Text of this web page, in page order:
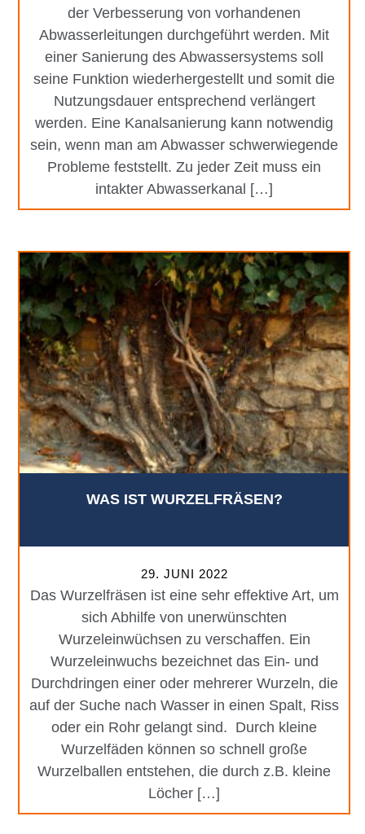
der Verbesserung von vorhandenen
Abwasserleitungen durchgeführt werden. Mit
einer Sanierung des Abwassersystems soll
seine Funktion wiederhergestellt und somit die
Nutzungsdauer entsprechend verlängert
werden. Eine Kanalsanierung kann notwendig
sein, wenn man am Abwasser schwerwiegende
Probleme feststellt. Zu jeder Zeit muss ein
intakter Abwasserkanal […]
WAS IST WURZELFRÄSEN?
29. JUNI 2022
Das Wurzelfräsen ist eine sehr effektive Art, um
sich Abhilfe von unerwünschten
Wurzeleinwüchsen zu verschaffen. Ein
Wurzeleinwuchs bezeichnet das Ein- und
Durchdringen einer oder mehrerer Wurzeln, die
auf der Suche nach Wasser in einen Spalt, Riss
oder ein Rohr gelangt sind. Durch kleine
Wurzelfäden können so schnell große
Wurzelballen entstehen, die durch z.B. kleine
Löcher […]